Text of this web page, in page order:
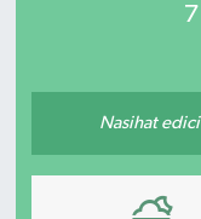
Nasihat